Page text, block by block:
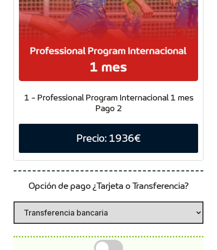
1 - Professional Program Internacional 1 mes
Pago 2
Precio: 1936€
Opción de pago ¿Tarjeta o Transferencia?